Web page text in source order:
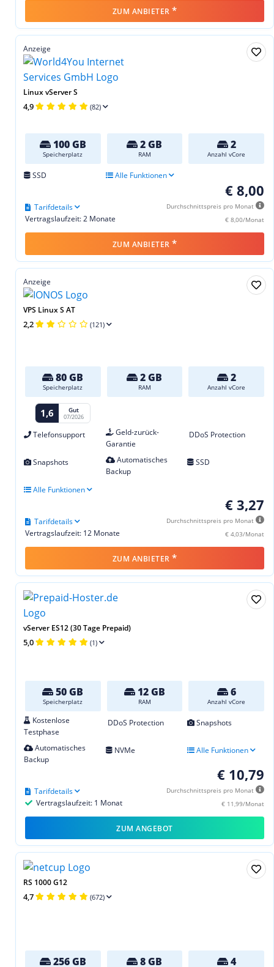
ZUM ANBIETER *
Anzeige
Linux vServer S
4,9 (82)
100 GB
Speicherplatz
2 GB
RAM
2
Anzahl vCore
SSD Alle Funktionen
€ 8,00
Durchschnittspreis pro Monat
€ 8,00/Monat
Vertragslaufzeit: 2 Monate
Tarifdetails
ZUM ANBIETER *
Anzeige
VPS Linux S AT
2,2 (121)
80 GB
Speicherplatz
2 GB
RAM
2
Anzahl vCore
1,6 Gut
07/2026
Telefonsupport
Geld-zurück-
Garantie
DDoS Protection
Snapshots
Automatisches
Backup
SSD
Alle Funktionen
€ 3,27
Durchschnittspreis pro Monat
€ 4,03/Monat
Vertragslaufzeit: 12 Monate
Tarifdetails
ZUM ANBIETER *
vServer ES12 (30 Tage Prepaid)
5,0 (1)
50 GB
Speicherplatz
12 GB
RAM
6
Anzahl vCore
Kostenlose
Testphase
DDoS Protection Snapshots
Automatisches
Backup
NVMe Alle Funktionen
€ 10,79
Durchschnittspreis pro Monat
€ 11,99/Monat
Vertragslaufzeit: 1 Monat
Tarifdetails
ZUM ANGEBOT
RS 1000 G12
4,7 (672)
256 GB 8 GB 4